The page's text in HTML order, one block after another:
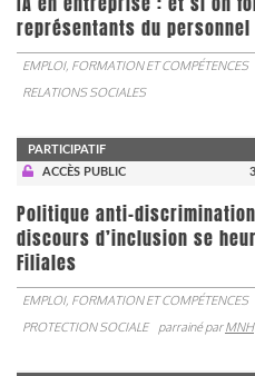
représentants du personnel
EMPLOI, FORMATION ET COMPÉTENCES
RELATIONS SOCIALES
PARTICIPATIF
ACCÈS PUBLIC
Politique anti-discrimination
discours d’inclusion se
Filiales
EMPLOI, FORMATION ET COMPÉTENCES
PROTECTION SOCIALE
parrainé parMNH